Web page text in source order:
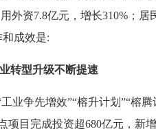
外资7.8亿元 ，增长310% ；居
成效是:
转型升级不断提速
业争先增效”“榕升计划”“榕腾
项目完成投资超680亿元，新